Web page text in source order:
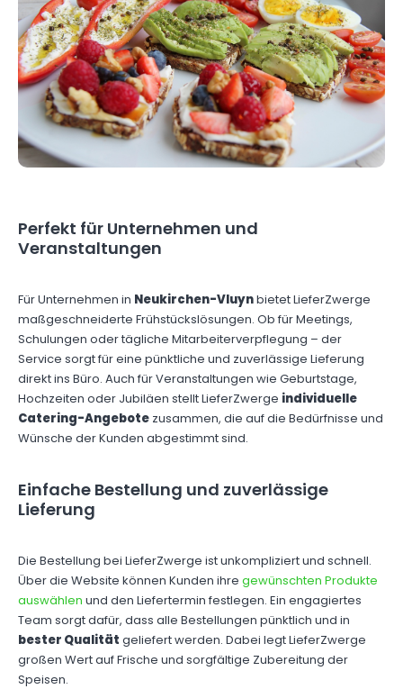
Perfekt für Unternehmen und
Veranstaltungen
Für Unternehmen in Neukirchen-Vluynbietet LieferZwerge
maßgeschneiderte Frühstückslösungen. Ob für Meetings,
Schulungen oder tägliche Mitarbeiterverpflegung – der
Service sorgt für eine pünktliche und zuverlässige Lieferung
direkt ins Büro. Auch für Veranstaltungen wie Geburtstage,
Hochzeiten oder Jubiläen stellt LieferZwerge individuelle
Catering-Angebote zusammen, die auf die Bedürfnisse und
Wünsche der Kunden abgestimmt sind.
Einfache Bestellung und zuverlässige
Lieferung
Die Bestellung bei LieferZwerge ist unkompliziert und schnell.
Über die Website können Kunden ihre gewünschten Produkte
auswählen und den Liefertermin festlegen. Ein engagiertes
Team sorgt dafür, dass alle Bestellungen pünktlich und in
bester Qualität geliefert werden. Dabei legt LieferZwerge
großen Wert auf Frische und sorgfältige Zubereitung der
Speisen.